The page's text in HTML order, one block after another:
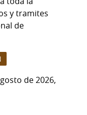
y tramites
de
de 2026,